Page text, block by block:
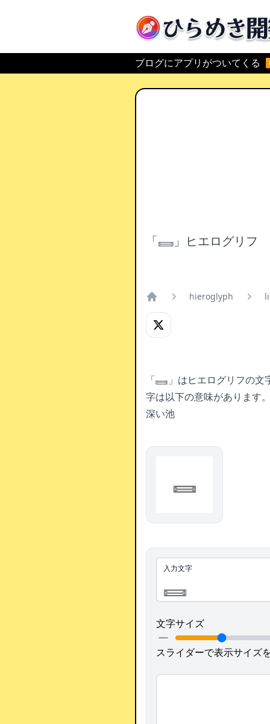
ひらめき開発
ブログにアプリがついてくる
「𓈛」ヒエログリフ
Home
hieroglyph
「𓈛」はヒエログリフの文
字は以下の意味があります
深い池
𓈛
入力文字
文字サイズ
スライダーで表示サイズ